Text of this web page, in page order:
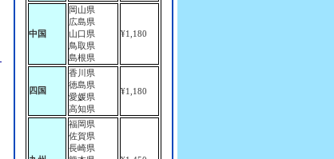
中国
岡山県
広島県
山口県
鳥取県
島根県
¥1,180
四国
香川県
徳島県
愛媛県
高知県
¥1,180
福岡県
佐賀県
長崎県